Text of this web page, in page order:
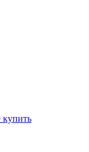
купить